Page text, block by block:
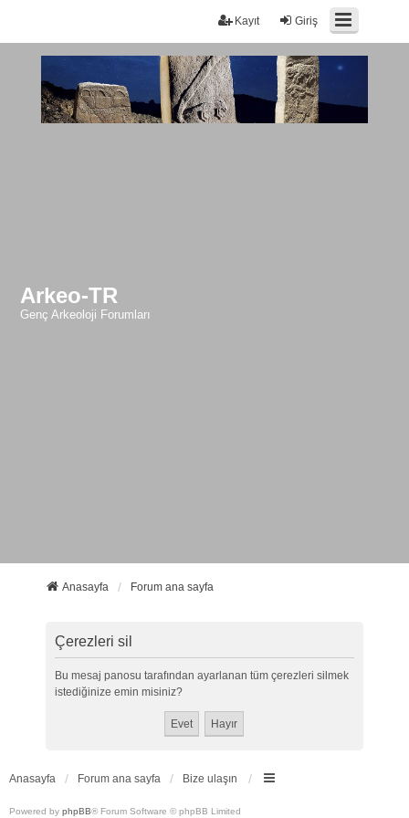
Giriş
Kayıt
Arkeo-TR
Genç Arkeoloji Forumları
Anasayfa Forum ana sayfa
Çerezleri sil
Bu mesaj panosu tarafından ayarlanan tüm çerezleri silmek
istediğinize emin misiniz?
Anasayfa Forum ana sayfa Bize ulaşın
Powered by phpBB® Forum Software © phpBB Limited